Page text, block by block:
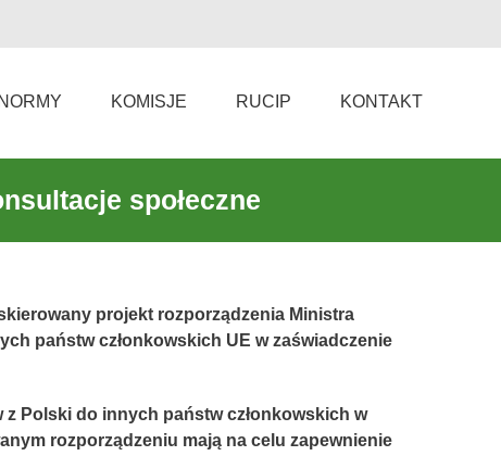
KOMISJE RUCIP KONTAKT
społeczne
projekt rozporządzenia Ministra
państw członkowskich UE w zaświadczenie
Polski do innych państw członkowskich w
rozporządzeniu mają na celu zapewnienie